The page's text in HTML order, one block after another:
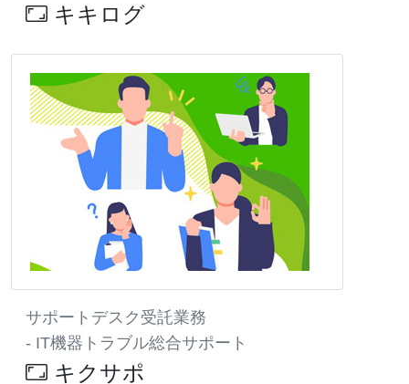
キキログ
サポートデスク受託業務
- IT機器トラブル総合サポート
キクサポ